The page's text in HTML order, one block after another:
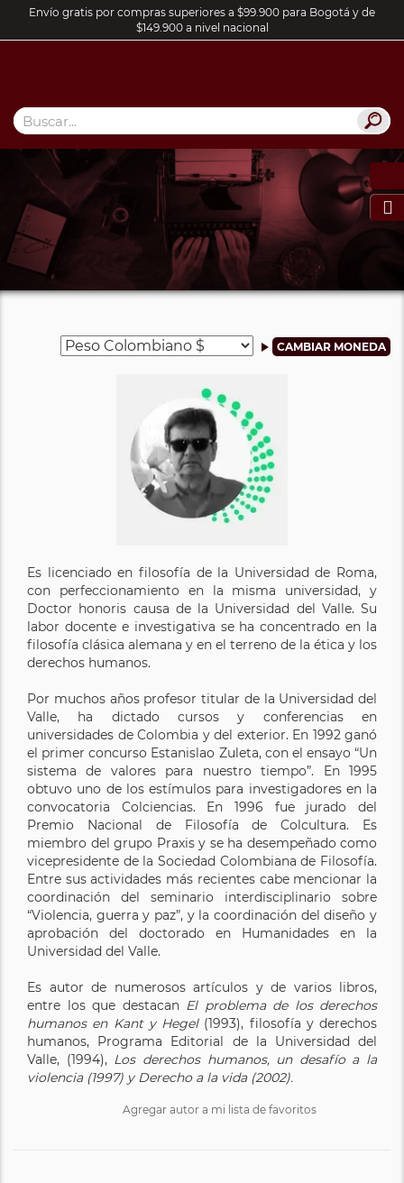
Envío gratis por compras superiores a $99.900 para Bogotá y de
$149.900 a nivel nacional

Es licenciado en filosofía de la Universidad de Roma,
con perfeccionamiento en la misma universidad, y
Doctor honoris causa de la Universidad del Valle. Su
labor docente e investigativa se ha concentrado en la
filosofía clásica alemana y en el terreno de la ética y los
derechos humanos.
Por muchos años profesor titular de la Universidad del
Valle, ha dictado cursos y conferencias en
universidades de Colombia y del exterior. En 1992 ganó
el primer concurso Estanislao Zuleta, con el ensayo “Un
sistema de valores para nuestro tiempo”. En 1995
obtuvo uno de los estímulos para investigadores en la
convocatoria Colciencias. En 1996 fue jurado del
Premio Nacional de Filosofía de Colcultura. Es
miembro del grupo Praxis y se ha desempeñado como
vicepresidente de la Sociedad Colombiana de Filosofía.
Entre sus actividades más recientes cabe mencionar la
coordinación del seminario interdisciplinario sobre
“Violencia, guerra y paz”, y la coordinación del diseño y
aprobación del doctorado en Humanidades en la
Universidad del Valle.
Es autor de numerosos artículos y de varios libros,
entre los que destacan El problema de los derechos
humanos en Kant y Hegel (1993), filosofía y derechos
humanos, Programa Editorial de la Universidad del
Valle, (1994), Los derechos humanos, un desafío a la
violencia (1997) y Derecho a la vida (2002).
Agregar autor a mi lista de favoritos